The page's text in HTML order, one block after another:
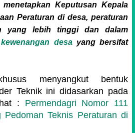
Keputusan Kepala
Peraturan di desa, peraturan
yang lebih tinggi dan dalam
kewenangan desayang bersifat
menyangkut bentuk
Teknik ini didasarkan pada
: Permendagri Nomor 111
Pedoman Teknis Peraturan di